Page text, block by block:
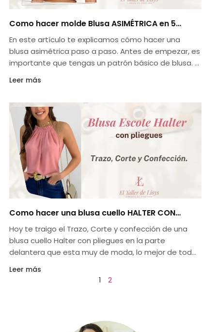
Como hacer molde Blusa ASIMÉTRICA en 5
En este artículo te explicamos cómo hacer una
blusa asimétrica paso a paso. Antes de empezar, es
importante que tengas un patrón básico de blusa. Si
no lo tienes, puedes buscar en internet cómo hacer
uno o comprar uno en una tienda de telas.
Leer más
Como hacer una blusa cuello HALTER CON
Hoy te traigo el Trazo, Corte y confección de una
blusa cuello Halter con pliegues en la parte
delantera que esta muy de moda, lo mejor de todo
es que vamos directo al grano para que pongan en
practica de una vez en sus casas!
Leer más
1 2